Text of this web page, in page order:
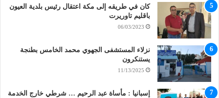
كان في طريقه إلى مكة اعتقال رئيس بلدية العيون
باقليم تاوريرت
06/03/2023
نزلاء المستشفى الجهوي محمد الخامس بطنجة
يستنكرون
11/13/2025
إسبانيا : مأساة عبد الرحيم … شرطي خارج الخدمة